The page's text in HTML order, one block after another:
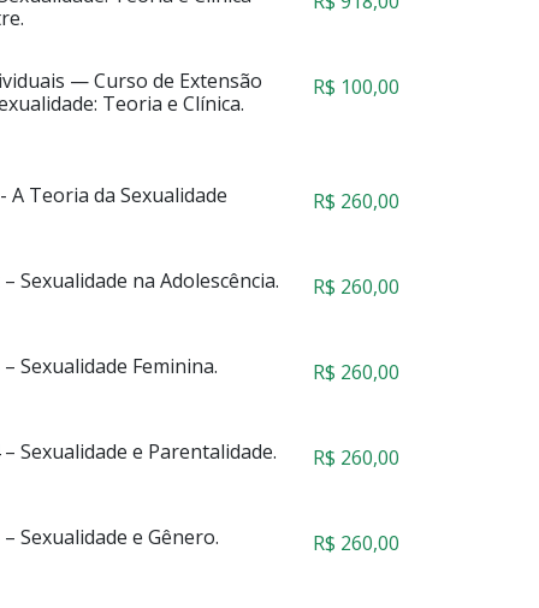
— Curso de Extensão
Teoria e Clínica.
R$ 100,00
A Teoria da Sexualidade
R$ 260,00
Sexualidade na Adolescência. R$ 260,00
Sexualidade Feminina. R$ 260,00
Sexualidade e Parentalidade. R$ 260,00
Sexualidade e Gênero. R$ 260,00